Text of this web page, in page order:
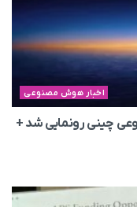
اخبار هوش مصنوعی
چینی رونمایی شد +